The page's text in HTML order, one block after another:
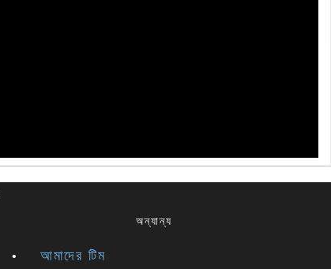
অন্যান্য
আমাদের টিম